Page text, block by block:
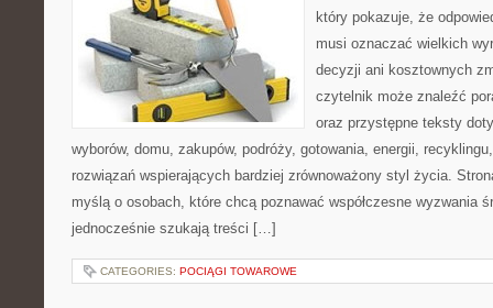
który pokazuje, że
musi oznaczać wielkich
decyzji ani kosztownych
czytelnik może znaleźć
oraz przystępne teksty
wyborów, domu, zakupów, podróży, gotowania, energii,
rozwiązań wspierających bardziej zrównoważony styl życia.
myślą o osobach, które chcą poznawać współczesne wyzwania
jednocześnie szukają treści […]
CATEGORIES: POCIĄGI TOWAROWE